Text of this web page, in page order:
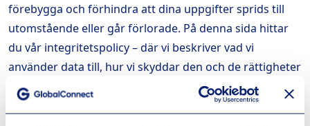
förebygga och förhindra att dina uppgifter sprids till
utomstående eller går förlorade. På denna sida hittar
du vår integritetspolicy – där vi beskriver vad vi
använder data till, hur vi skyddar den och de rättigheter
du har.